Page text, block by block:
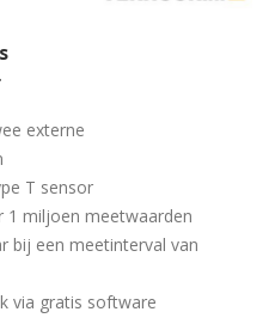
externe
T sensor
1 miljoen meetwaarden
bij een meetinterval van
via gratis software